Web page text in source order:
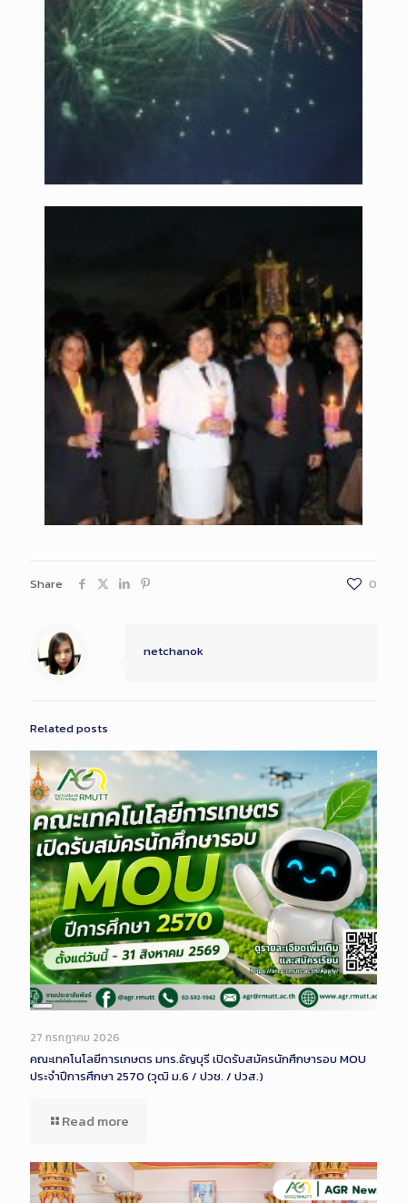
Share 0
netchanok
Related posts
Long
Description
27 กรกฎาคม 2026
คณะเทคโนโลยีการเกษตร มทร.ธัญบุรี เปิดรับสมัครนักศึกษารอบ MOU
ประจำปีการศึกษา 2570 (วุฒิ ม.6 / ปวช. / ปวส.)
Read more